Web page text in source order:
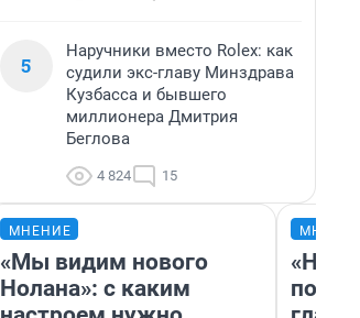
5
Наручники вместо Rolex: как
судили экс-главу Минздрава
Кузбасса и бывшего
миллионера Дмитрия
Беглова
4 824 15
МНЕНИЕ
«Мы видим нового
Нолана»: с каким